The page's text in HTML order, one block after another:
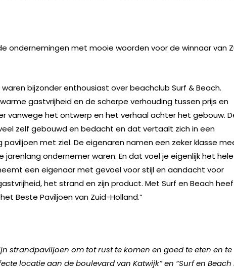
ondernemingen met mooie woorden voor de winnaar van
bijzonder enthousiast over beachclub Surf & Beach.
gastvrijheid en de scherpe verhouding tussen prijs en
vanwege het ontwerp en het verhaal achter het gebouw.
zelf gebouwd en bedacht en dat vertaalt zich in een
met ziel. De eigenaren namen een zeker klasse
ondernemer waren. En dat voel je eigenlijk het hele
een eigenaar met gevoel voor stijl en aandacht voor
het strand en zijn product. Met Surf en Beach
Beste Paviljoen van Zuid-Holland.”
strandpaviljoen om tot rust te komen en goed te eten en te
locatie aan de boulevard van Katwijk” en “Surf en Beach